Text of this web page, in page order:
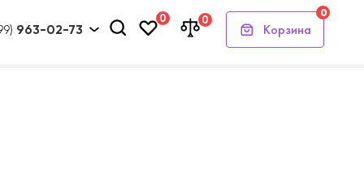
963-02-73
0 0
Корзина
0